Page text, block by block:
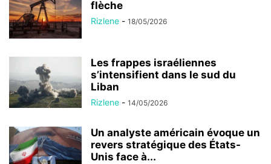
flèche
Rizlene - 18/05/2026
Les frappes israéliennes
s’intensifient dans le sud du
Liban
Rizlene - 14/05/2026
Un analyste américain évoque un
revers stratégique des États-
Unis face à...